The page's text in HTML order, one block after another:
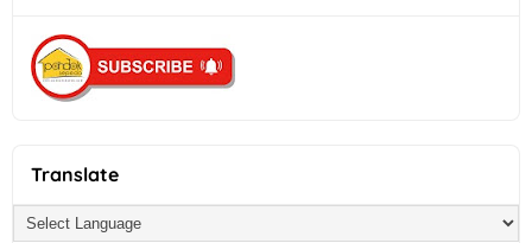
Translate